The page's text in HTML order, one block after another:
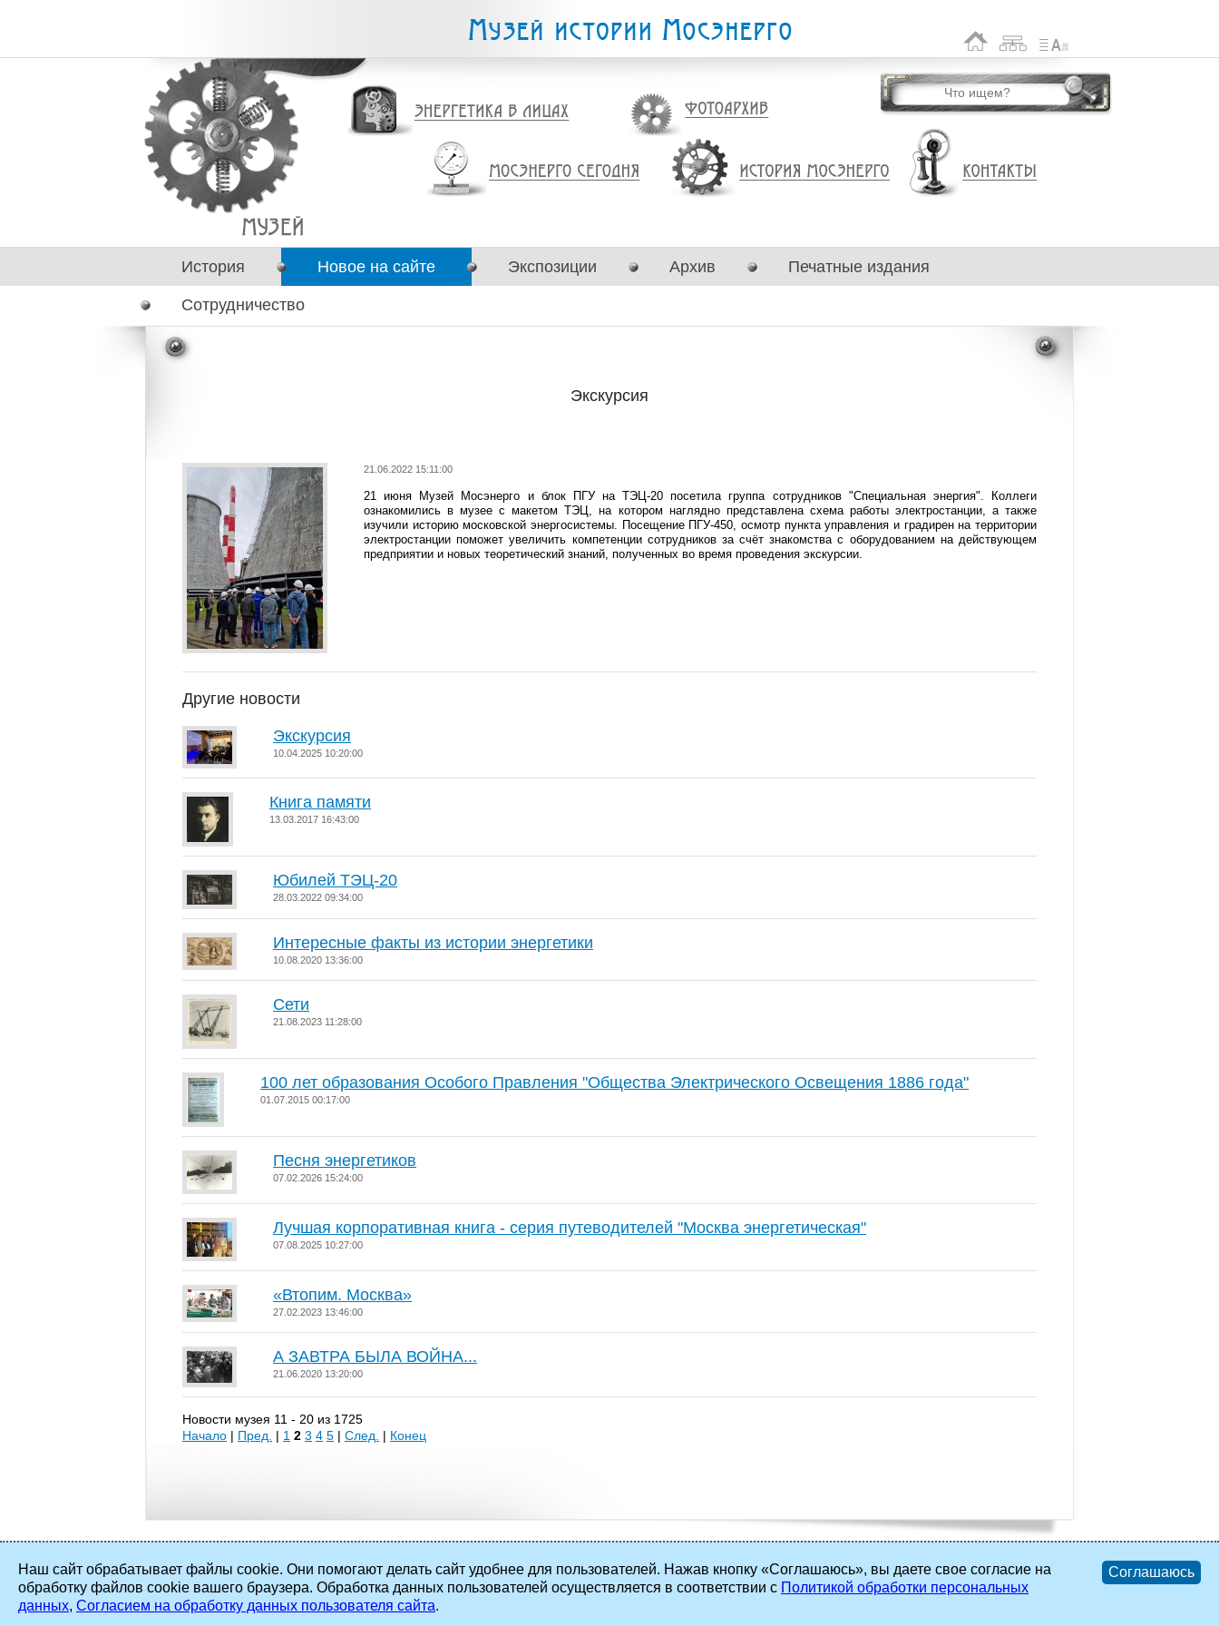
История Новое на сайте Экспозиции Архив Печатные издания
Сотрудничество
Экскурсия
21.06.2022 15:11:00
21 июня Музей Мосэнерго и блок ПГУ на ТЭЦ-20 посетила группа сотрудников "Специальная энергия". Коллеги
ознакомились в музее с макетом ТЭЦ, на котором наглядно представлена схема работы электростанции, а также
изучили историю московской энергосистемы. Посещение ПГУ-450, осмотр пункта управления и градирен на территории
электростанции поможет увеличить компетенции сотрудников за счёт знакомства с оборудованием на действующем
предприятии и новых теоретический знаний, полученных во время проведения экскурсии.
Другие новости
Экскурсия
10.04.2025 10:20:00
Книга памяти
13.03.2017 16:43:00
Юбилей ТЭЦ-20
28.03.2022 09:34:00
Интересные факты из истории энергетики
10.08.2020 13:36:00
Сети
21.08.2023 11:28:00
100 лет образования Особого Правления "Общества Электрического Освещения 1886 года"
01.07.2015 00:17:00
Песня энергетиков
07.02.2026 15:24:00
Лучшая корпоративная книга - серия путеводителей "Москва энергетическая"
07.08.2025 10:27:00
«Втопим. Москва»
27.02.2023 13:46:00
А ЗАВТРА БЫЛА ВОЙНА...
21.06.2020 13:20:00
Новости музея 11 - 20 из 1725
Начало | Пред. | 1 2 3 4 5 | След. | Конец
2002 - 2026 ©ПАО «Мосэнерго». Все права защищены.
Наш сайт обрабатывает файлы cookie. Они помогают делать сайт удобнее для пользователей. Нажав кнопку «Соглашаюсь», вы даете свое согласие на
обработку файлов cookie вашего браузера. Обработка данных пользователей осуществляется в соответствии с Политикой обработки персональных
данных, Согласием на обработку данных пользователя сайта.
Соглашаюсь